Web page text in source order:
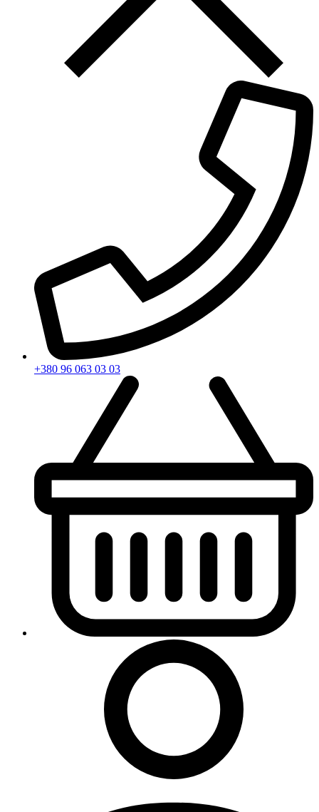
+380 96 063 03 03